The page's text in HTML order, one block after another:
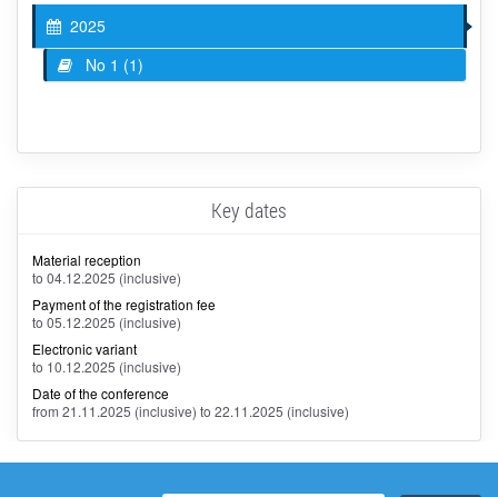
2025
No 1 (1)
Key dates
Material reception
to 04.12.2025 (inclusive)
Payment of the registration fee
to 05.12.2025 (inclusive)
Electronic variant
to 10.12.2025 (inclusive)
Date of the conference
from 21.11.2025 (inclusive) to 22.11.2025 (inclusive)